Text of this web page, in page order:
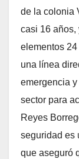
de la colonia
casi 16 años,
elementos
una línea
emergencia
sector para
Reyes
seguridad es
que aseguró